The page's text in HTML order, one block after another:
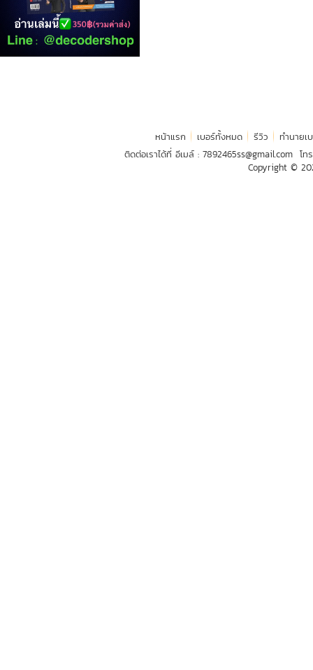
หน้าแรก เบอร์ทั้งหมด รีวิว
ทำนายเ
ติดต่อเราได้ที่ อีเมล์ : 7892465ss@gmail.com โท
Copyright ©